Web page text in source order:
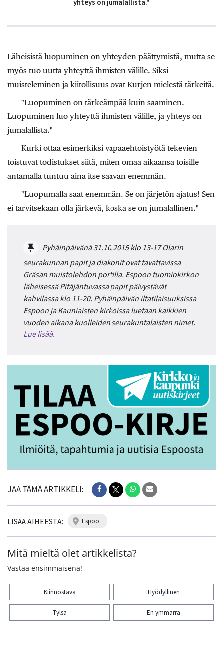
yhteys on jumalallista."
Läheisistä luopuminen on yhteyden päättymistä, mutta se
myös tuo uutta yhteyttä ihmisten välille. Siksi
muisteleminen ja kiitollisuus ovat Kurjen mielestä tärkeitä.
"Luopuminen on tärkeämpää kuin saaminen.
Luopuminen luo yhteyttä ihmisten välille, ja yhteys on
jumalallista."
Kurki ottaa esimerkiksi vapaaehtoistyötä tekevien
toistuvat todistukset siitä, miten omaa aikaansa toisille
antamalla tuntuu aina itse saavan enemmän.
"Luopumalla saat enemmän. Se on järjetön ajatus! Sen
ei tarvitsekaan olla järkevä, koska se on jumalallinen."
Pyhäinpäivänä 31.10.2015 klo 13-17 Olarin
seurakunnan papit ja diakonit ovat tavattavissa
Gräsan muistolehdon portilla. Espoon tuomiokirkon
läheisessä Pitäjäntuvassa papit päivystävät
kahvilassa klo 11-20. Pyhäinpäivän iltatilaisuuksissa
Espoon ja Kauniaisten kirkoissa luetaan kaikkien
vuoden aikana kuolleiden seurakuntalaisten nimet.
Lue lisää.
JAA TÄMÄ ARTIKKELI:
LISÄÄ AIHEESTA: espoo
Mitä mieltä olet artikkelista?
Vastaa ensimmäisenä!
Kiinnostava Hyödyllinen
Tylsä En ymmärrä